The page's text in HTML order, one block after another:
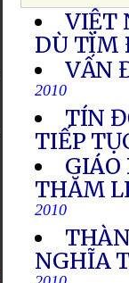
VIỆT
DÙ TÌM
VẤN
2010
TÍN
TIẾP
GIÁO
THĂM
2010
NGHĨA